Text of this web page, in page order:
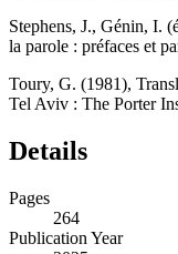
Stephens, J., Génin, I.
la parole : préfaces et
Toury, G. (1981),
Tel Aviv : The Porter
Details
Pages
264
Publication Year